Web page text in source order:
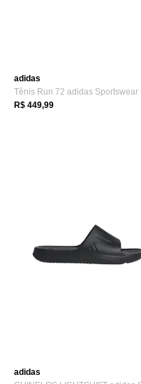
adidas
Tênis Run 72 adidas Sportswear
R$ 449,99
adidas